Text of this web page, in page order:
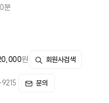
분
원 회원사검색
문의